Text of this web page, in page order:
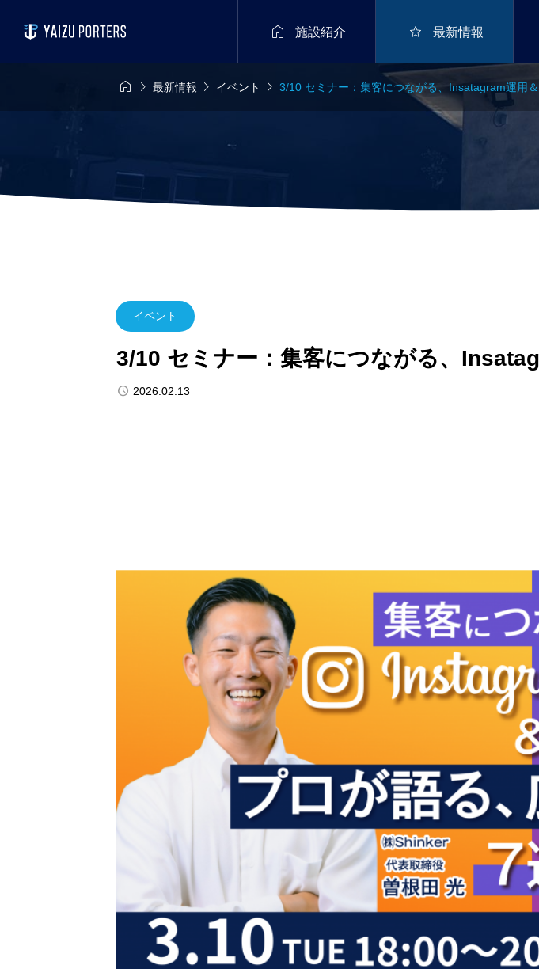
 施設紹介  最新情報
  最新情報  イベント  3/10 セミナー：集客につながる、Insatagram運用
イベント
3/10 セミナー：集客につながる、
2026.02.13